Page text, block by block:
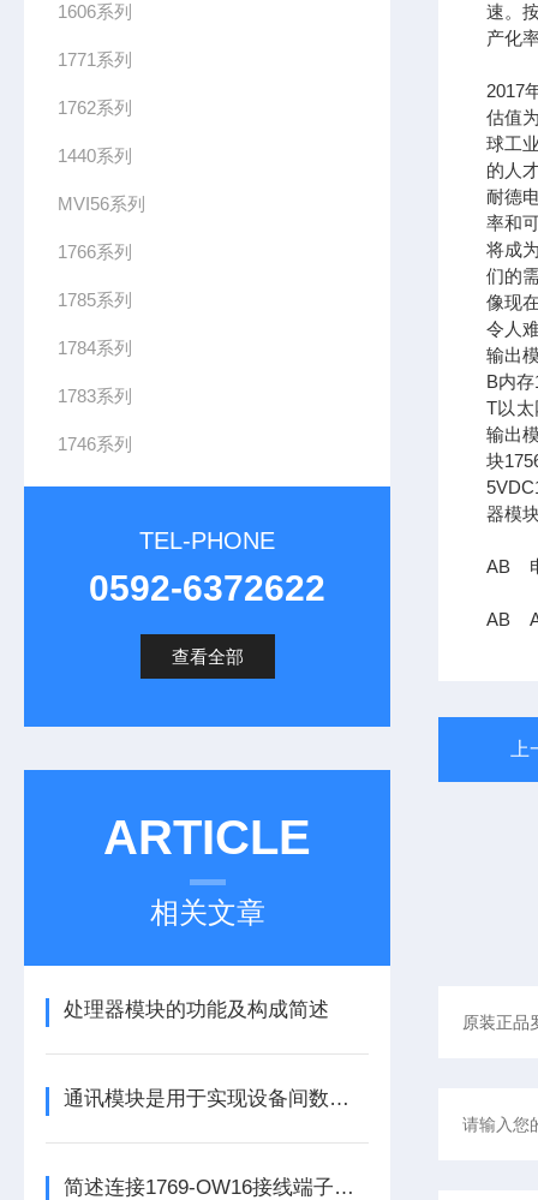
1606系列
1771系列
1762系列
1440系列
MVI56系列
1766系列
1785系列
1784系列
1783系列
1746系列
TEL-PHONE
0592-6372622
查看全部
ARTICLE
相关文章
处理器模块的功能及构成简述
通讯模块是用于实现设备间数据传输与通信的集成化硬件组件
简述连接1769-OW16接线端子所需要注意的事项
速。
产化
2017
估值
球工
的人
耐德
率和
将成
们的
像现
令人
输出
B内
T以太
输出
块
器模
AB
AB